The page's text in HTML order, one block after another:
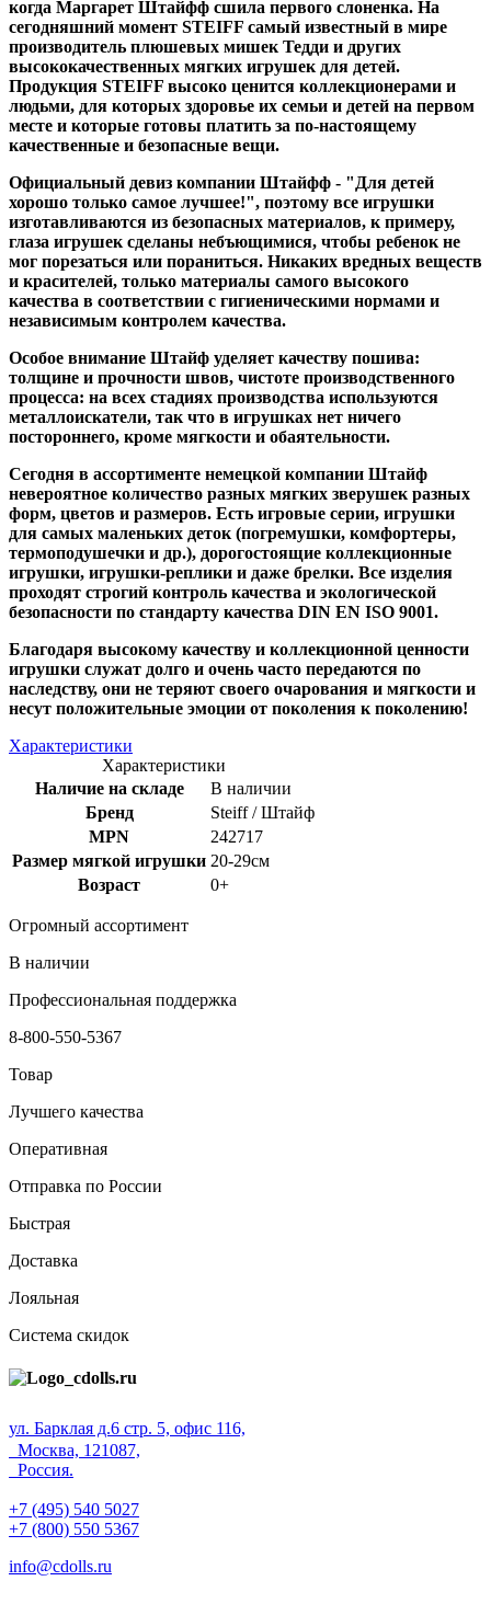
когда Маргарет Штайфф сшила первого слоненка. На
сегодняшний момент STEIFF самый известный в мире
производитель плюшевых мишек Тедди и других
высококачественных мягких игрушек для детей.
Продукция STEIFF высоко ценится коллекционерами и
людьми, для которых здоровье их семьи и детей на первом
месте и которые готовы платить за по-настоящему
качественные и безопасные вещи.
Официальный девиз компании Штайфф - "Для детей
хорошо только самое лучшее!", поэтому все игрушки
изготавливаются из безопасных материалов, к примеру,
глаза игрушек сделаны небъющимися, чтобы ребенок не
мог порезаться или пораниться. Никаких вредных веществ
и красителей, только материалы самого высокого
качества в соответствии с гигиеническими нормами и
независимым контролем качества.
Особое внимание Штайф уделяет качеству пошива:
толщине и прочности швов, чистоте производственного
процесса: на всех стадиях производства используются
металлоискатели, так что в игрушках нет ничего
постороннего, кроме мягкости и обаятельности.
Сегодня в ассортименте немецкой компании Штайф
невероятное количество разных мягких зверушек разных
форм, цветов и размеров. Есть игровые серии, игрушки
для самых маленьких деток (погремушки, комфортеры,
термоподушечки и др.), дорогостоящие коллекционные
игрушки, игрушки-реплики и даже брелки. Все изделия
проходят строгий контроль качества и экологической
безопасности по стандарту качества DIN EN ISO 9001.
Благодаря высокому качеству и коллекционной ценности
игрушки служат долго и очень часто передаются по
наследству, они не теряют своего очарования и мягкости и
несут положительные эмоции от поколения к поколению!
Характеристики
Характеристики
Наличие на складе
В наличии
Бренд
Steiff / Штайф
MPN
242717
Размер мягкой игрушки 20-29см
Возраст
0+
Огромный ассортимент
В наличии
Профессиональная поддержка
8-800-550-5367
Товар
Лучшего качества
Оперативная
Отправка по России
Быстрая
Доставка
Лояльная
Система скидок
ул. Барклая д.6 стр. 5, офис 116,
Москва, 121087,
Россия.
+7 (495) 540 5027
+7 (800) 550 5367
info@cdolls.ru